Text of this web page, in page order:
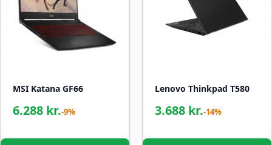
MSI Katana GF66
6.288 kr.-9%
Lenovo Thinkpad T580
3.688 kr.-14%